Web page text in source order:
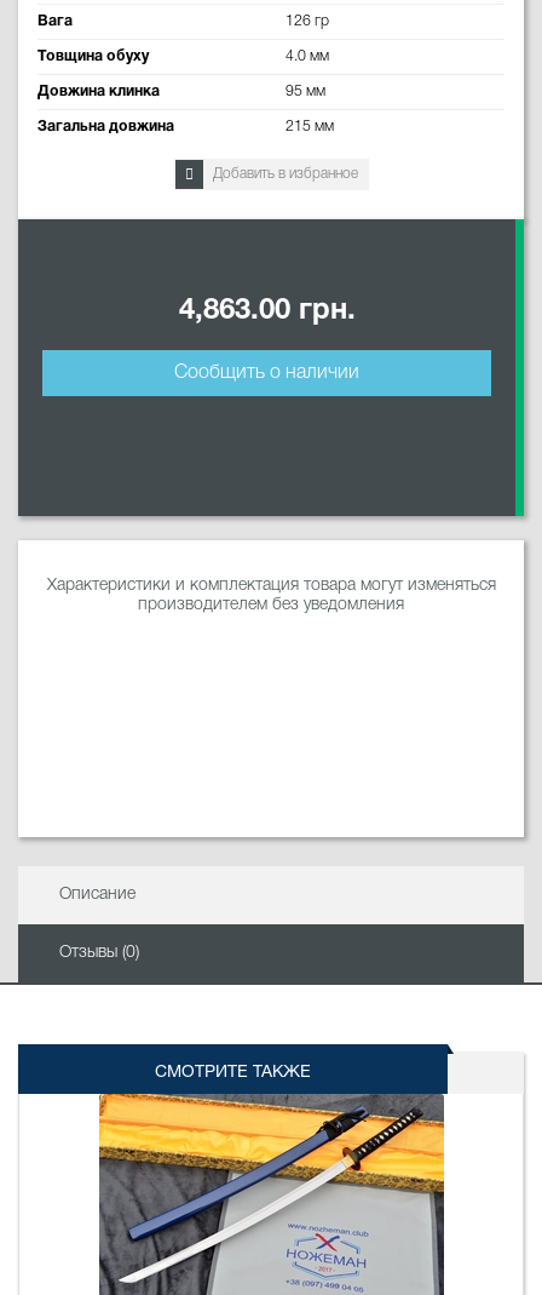
Вага 126 гр
Товщина обуху 4.0 мм
Довжина клинка 95 мм
Загальна довжина 215 мм
Добавить в избранное
4,863.00 грн.
Сообщить о наличии
Характеристики и комплектация товара могут изменяться
производителем без уведомления
Описание
Отзывы (0)
СМОТРИТЕ ТАКЖЕ